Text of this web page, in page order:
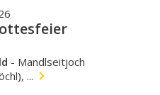
- Mandlseitjoch
...